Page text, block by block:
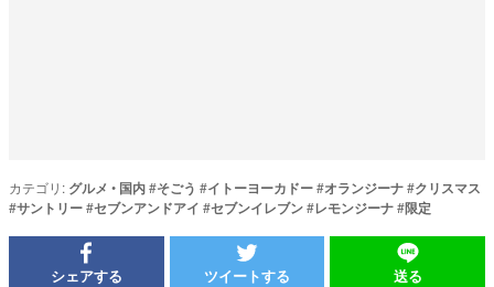
カテゴリ: グルメ • 国内#そごう #イトーヨーカドー#オランジーナ#クリスマス
#サントリー#セブンアンドアイ #セブンイレブン#レモンジーナ#限定
シェアする ツイートする 送る